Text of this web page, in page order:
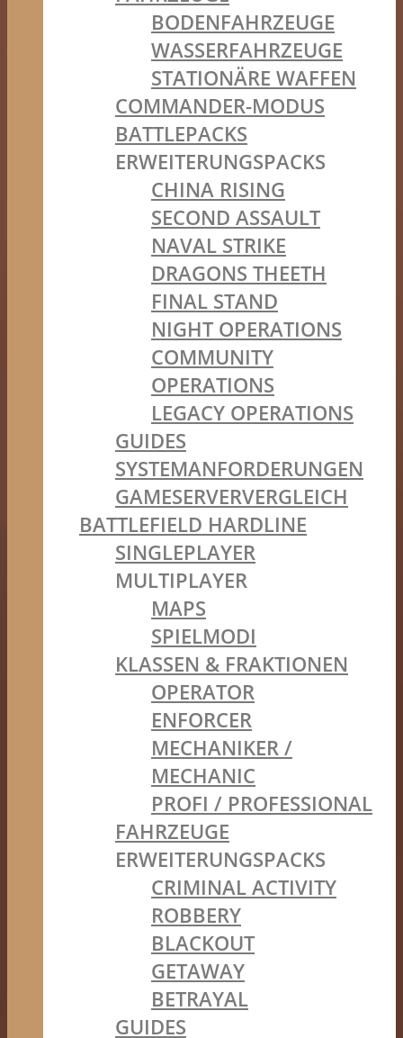
BODENFAHRZEUGE
WASSERFAHRZEUGE
STATIONÄRE WAFFEN
COMMANDER-MODUS
BATTLEPACKS
ERWEITERUNGSPACKS
CHINA RISING
SECOND ASSAULT
NAVAL STRIKE
DRAGONS THEETH
FINAL STAND
NIGHT OPERATIONS
COMMUNITY
OPERATIONS
LEGACY OPERATIONS
GUIDES
SYSTEMANFORDERUNGEN
GAMESERVERVERGLEICH
BATTLEFIELD HARDLINE
SINGLEPLAYER
MULTIPLAYER
MAPS
SPIELMODI
KLASSEN & FRAKTIONEN
OPERATOR
ENFORCER
MECHANIKER /
MECHANIC
PROFI / PROFESSIONAL
FAHRZEUGE
ERWEITERUNGSPACKS
CRIMINAL ACTIVITY
ROBBERY
BLACKOUT
GETAWAY
BETRAYAL
GUIDES